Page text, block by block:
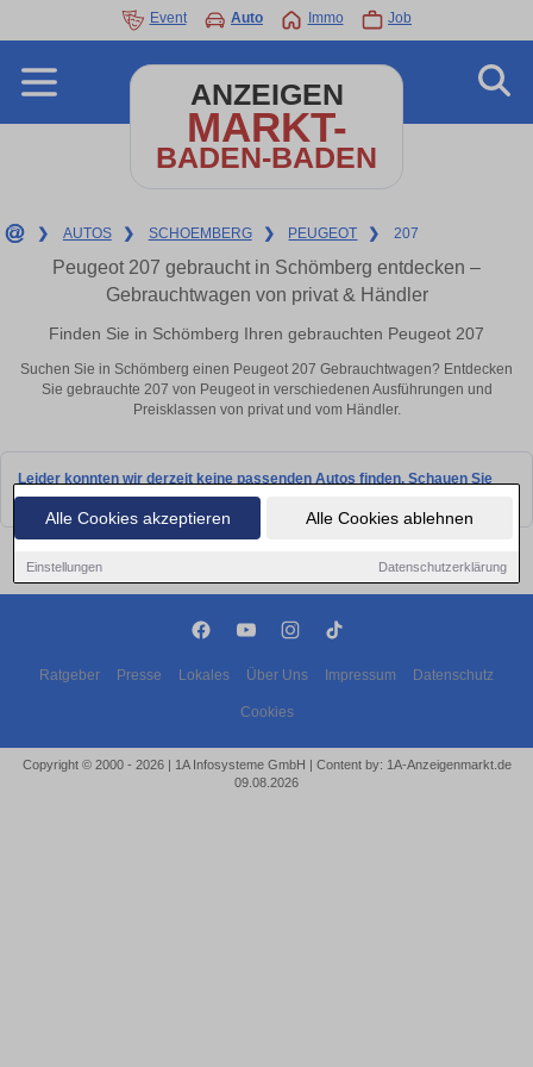
Alle Cookies akzeptieren Alle Cookies ablehnen
Einstellungen Datenschutzerklärung
Event Auto Immo Job
ANZEIGEN
MARKT-
BADEN-BADEN
❯ AUTOS ❯ SCHOEMBERG ❯ PEUGEOT ❯ 207
Peugeot 207 gebraucht in Schömberg entdecken –
Gebrauchtwagen von privat & Händler
Finden Sie in Schömberg Ihren gebrauchten Peugeot 207
Suchen Sie in Schömberg einen Peugeot 207 Gebrauchtwagen? Entdecken
Sie gebrauchte 207 von Peugeot in verschiedenen Ausführungen und
Preisklassen von privat und vom Händler.
Leider konnten wir derzeit keine passenden Autos finden. Schauen Sie
bald wieder vorbei!
Ratgeber Presse Lokales Über Uns Impressum Datenschutz
Cookies
Copyright © 2000 - 2026 | 1A Infosysteme GmbH | Content by: 1A-Anzeigenmarkt.de
09.08.2026